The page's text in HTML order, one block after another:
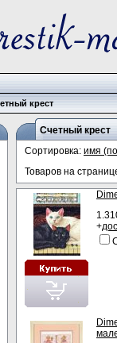
крест
Счетный крест
Сортировка: имя
Товаров на
+